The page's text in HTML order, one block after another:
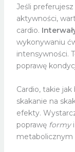
Jeśli
aktywności,
cardio.
wykonywaniu
intensywności.
poprawę
Cardio, takie
skakanie na
efekty.
poprawę formyi
metabolicznym